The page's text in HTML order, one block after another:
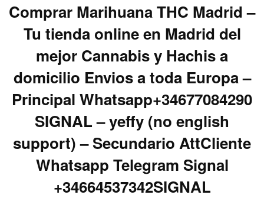
Comprar Marihuana THC Madrid –
Tu tienda online en Madrid del
mejor Cannabis y Hachis a
domicilio Envios a toda Europa –
Principal Whatsapp+34677084290
SIGNAL – yeffy (no english
support) – Secundario AttCliente
Whatsapp Telegram Signal
+34664537342SIGNAL